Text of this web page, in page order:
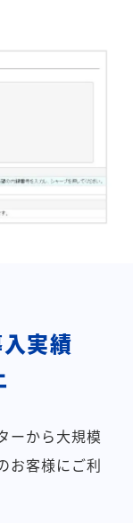
実績
ーから大規模
お客様にご利